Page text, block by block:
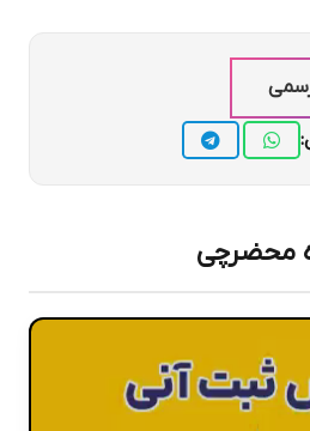
محضرچی